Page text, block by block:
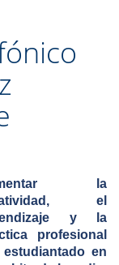
la
el
y la
profesional
en